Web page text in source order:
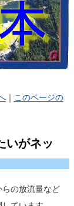
｜ このページの
いがネッ
らの放流量など